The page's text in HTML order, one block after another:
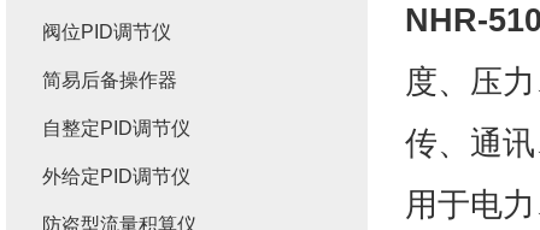
NHR-
度、压
传、通
用于电
阀位PID调节仪
简易后备操作器
自整定PID调节仪
外给定PID调节仪
防盗型流量积算仪